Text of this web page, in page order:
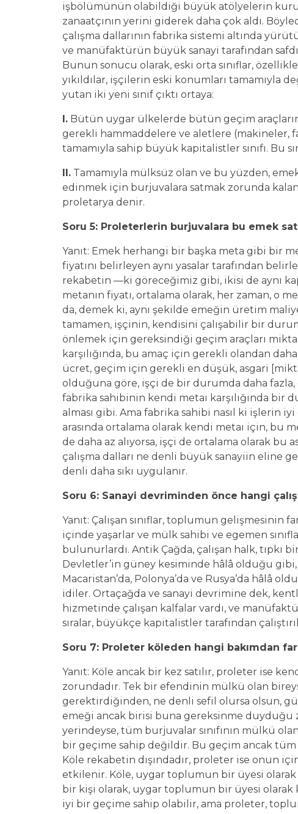
işbölümünün olabildiği büyük atölyelerin
zanaatçının yerini giderek daha çok aldı.
çalışma dallarının fabrika sistemi altında
ve manüfaktürün büyük sanayi tarafından
Bunun sonucu olarak, eski orta sınıflar,
yıkıldılar, işçilerin eski konumları tamamıyla
yutan iki yeni sınıf çıktı ortaya:
I. Bütün uygar ülkelerde bütün geçim
gerekli hammaddelere ve aletlere (makineler,
tamamıyla sahip büyük kapitalistler sınıfı. Bu
II. Tamamıyla mülksüz olan ve bu yüzden,
edinmek için burjuvalara satmak zorunda
proletarya denir.
Soru 5: Proleterlerin burjuvalara bu emek
Yanıt: Emek herhangi bir başka meta gibi bir
fiyatını belirleyen aynı yasalar tarafından
rekabetin —ki göreceğimiz gibi, ikisi de aynı
metanın fiyatı, ortalama olarak, her zaman, o
da, demek ki, aynı şekilde emeğin üretim
tamamen, işçinin, kendisini çalışabilir bir
önlemek için gereksindiği geçim araçları
karşılığında, bu amaç için gerekli olandan
ücret, geçim için gerekli en düşük, asgari
olduğuna göre, işçi de bir durumda daha fazla,
fabrika sahibinin kendi metaı karşılığında bir
alması gibi. Ama fabrika sahibi nasıl ki işlerin
arasında ortalama olarak kendi metaı için, bu
de daha az alıyorsa, işçi de ortalama olarak bu
çalışma dalları ne denli büyük sanayiin eline
denli daha sıkı uygulanır.
Soru 6: Sanayi devriminden önce hangi
Yanıt: Çalışan sınıflar, toplumun gelişmesinin
içinde yaşarlar ve mülk sahibi ve egemen
bulunurlardı. Antik Çağda, çalışan halk, tıpkı
Devletler’in güney kesiminde hâlâ olduğu
Macaristan’da, Polonya’da ve Rusya’da hâlâ
idiler. Ortaçağda ve sanayi devrimine dek,
hizmetinde çalışan kalfalar vardı, ve
sıralar, büyükçe kapitalistler tarafından
Soru 7: Proleter köleden hangi bakımdan
Yanıt: Köle ancak bir kez satılır, proleter ise
zorundadır. Tek bir efendinin mülkü olan
gerektirdiğinden, ne denli sefil olursa olsun,
emeği ancak birisi buna gereksinme duyduğu
yerindeyse, tüm burjuvalar sınıfının mülkü
bir geçime sahip değildir. Bu geçim ancak tüm
Köle rekabetin dışındadır, proleter ise onun
etkilenir. Köle, uygar toplumun bir üyesi
bir kişi olarak, uygar toplumun bir üyesi
iyi bir geçime sahip olabilir, ama proleter,